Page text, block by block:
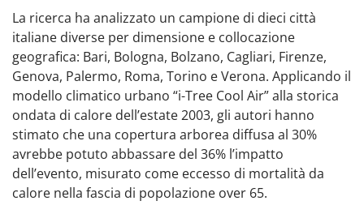
La ricerca ha analizzato un campione di dieci città
italiane diverse per dimensione e collocazione
geografica: Bari, Bologna, Bolzano, Cagliari, Firenze,
Genova, Palermo, Roma, Torino e Verona. Applicando il
modello climatico urbano “i-Tree Cool Air” alla storica
ondata di calore dell’estate 2003, gli autori hanno
stimato che una copertura arborea diffusa al 30%
avrebbe potuto abbassare del 36% l’impatto
dell’evento, misurato come eccesso di mortalità da
calore nella fascia di popolazione over 65.